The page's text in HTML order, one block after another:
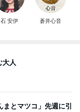
石 安伊 蒼井心音
大人
とマツコ」先週に引